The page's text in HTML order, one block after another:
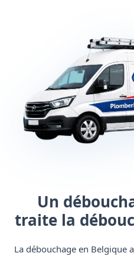
Un
traite la
La débouchage en Belgique